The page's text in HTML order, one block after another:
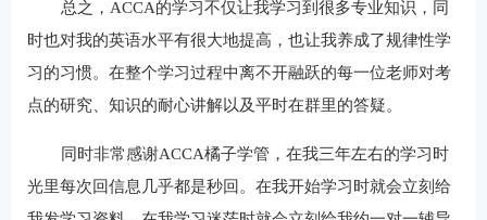
总之，ACCA的学习不仅让我学习到很多专业知识，同
时也对我的英语水平有很大地提高，也让我养成了规律性学
习的习惯。在整个学习过程中离不开融跃的每一位老师对考
点的研究、知识的耐心讲解以及平时在群里的答疑。
同时非常感谢ACCA橘子学管，在我三年左右的学习时
光里每次回信息几乎都是秒回。在我开始学习时就会立刻给